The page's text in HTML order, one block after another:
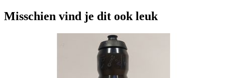
Misschien vind je dit ook leuk